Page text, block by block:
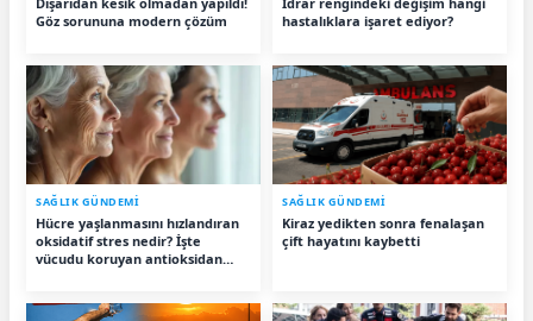
Göz sorununa modern çözüm
hastalıklara işaret ediyor?
SAĞLIK GÜNDEMİ
Hücre yaşlanmasını hızlandıran
oksidatif stres nedir? İşte
vücudu koruyan antioksidan
SAĞLIK GÜNDEMİ
Kiraz yedikten sonra fenalaşan
çift hayatını kaybetti